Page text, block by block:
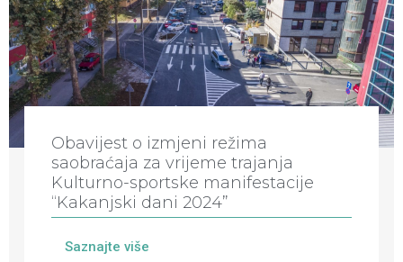
Obavijest o izmjeni režima
saobraćaja za vrijeme trajanja
Kulturno-sportske manifestacije
“Kakanjski dani 2024”
Saznajte više